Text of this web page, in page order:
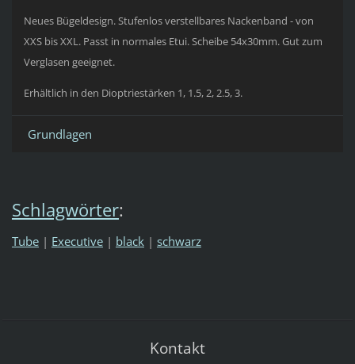
Neues Bügeldesign. Stufenlos verstellbares Nackenband - von
XXS bis XXL. Passt in normales Etui. Scheibe 54x30mm. Gut zum
Verglasen geeignet.
Erhältlich in den Dioptriestärken 1, 1.5, 2, 2.5, 3.
Grundlagen
Schlagwörter:
Tube | Executive | black | schwarz
Kontakt